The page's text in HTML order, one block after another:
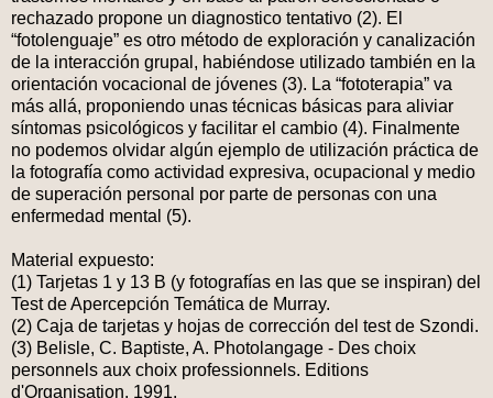
rechazado propone un diagnostico tentativo (2). El
“fotolenguaje” es otro método de exploración y canalización
de la interacción grupal, habiéndose utilizado también en la
orientación vocacional de jóvenes (3). La “fototerapia” va
más allá, proponiendo unas técnicas básicas para aliviar
síntomas psicológicos y facilitar el cambio (4). Finalmente
no podemos olvidar algún ejemplo de utilización práctica de
la fotografía como actividad expresiva, ocupacional y medio
de superación personal por parte de personas con una
enfermedad mental (5).
Material expuesto:
(1) Tarjetas 1 y 13 B (y fotografías en las que se inspiran) del
Test de Apercepción Temática de Murray.
(2) Caja de tarjetas y hojas de corrección del test de Szondi.
(3) Belisle, C. Baptiste, A. Photolangage - Des choix
personnels aux choix professionnels. Editions
d'Organisation, 1991.